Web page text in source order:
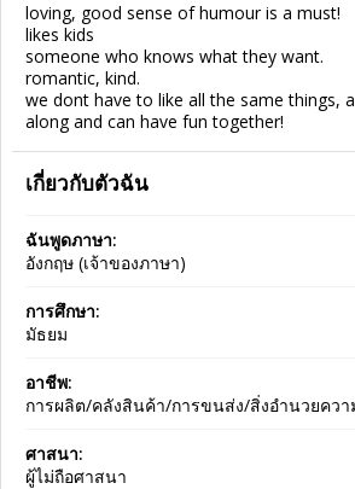
loving, good sense of humour is a must!
likes kids
someone who knows what they want.
romantic, kind.
we dont have to like all the same things,
along and can have fun together!
เกี่ยวกับตัวฉัน
ฉันพูดภาษา:
อังกฤษ (เจ้าของภาษา)
การศึกษา:
มัธยม
อาชีพ:
การผลิต/คลังสินค้า/การขนส่ง/สิ่งอำนวยคว
ศาสนา:
ผู้ไม่ถือศาสนา